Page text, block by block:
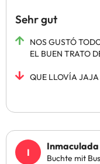
Sehr gut
NOS GUSTÓ
EL BUEN TRATO
QUE LLOVÍA JAJA
Inmaculada
Buchte mit